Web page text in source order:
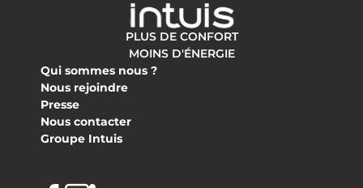
PLUS DE CONFORT
MOINS D'ÉNERGIE
Qui sommes nous ?
Nous rejoindre
Presse
Nous contacter
Groupe Intuis